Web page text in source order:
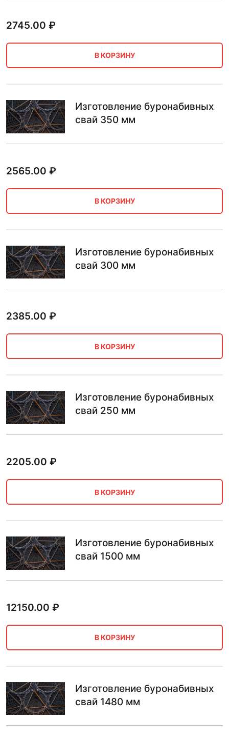
2745.00 ₽
В КОРЗИНУ
Изготовление буронабивных
свай 350 мм
2565.00 ₽
В КОРЗИНУ
Изготовление буронабивных
свай 300 мм
2385.00 ₽
В КОРЗИНУ
Изготовление буронабивных
свай 250 мм
2205.00 ₽
В КОРЗИНУ
Изготовление буронабивных
свай 1500 мм
12150.00 ₽
В КОРЗИНУ
Изготовление буронабивных
свай 1480 мм